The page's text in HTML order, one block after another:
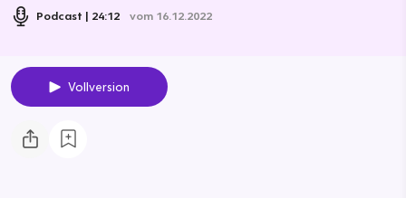
Podcast 24:12 vom 16.12.2022
Vollversion